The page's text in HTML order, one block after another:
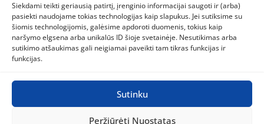
Siekdami teikti geriausią patirtį, įrenginio informacijai saugoti ir (arba)
pasiekti naudojame tokias technologijas kaip slapukus. Jei sutiksime su
šiomis technologijomis, galėsime apdoroti duomenis, tokius kaip
naršymo elgsena arba unikalūs ID šioje svetainėje. Nesutikimas arba
sutikimo atšaukimas gali neigiamai paveikti tam tikras funkcijas ir
funkcijas.
Sutinku
Peržiūrėti Nuostatas
Valstybinė maisto ir veterinarijos tarnyba
Siesikų g. 19 LT-07170 Vilnius
8 800 40 403
www.vmvt.lt
Visos teisės saugomos © 2026Varėnos Veterinarijos Vaistinė